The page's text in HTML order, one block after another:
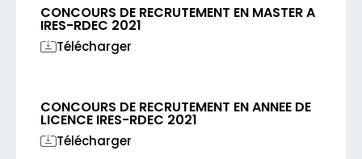
CONCOURS DE RECRUTEMENT EN MASTER A
IRES-RDEC 2021
Télécharger
CONCOURS DE RECRUTEMENT EN ANNEE DE
LICENCE IRES-RDEC 2021
Télécharger